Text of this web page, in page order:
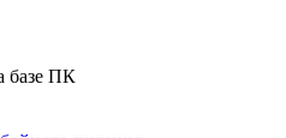
базе ПК